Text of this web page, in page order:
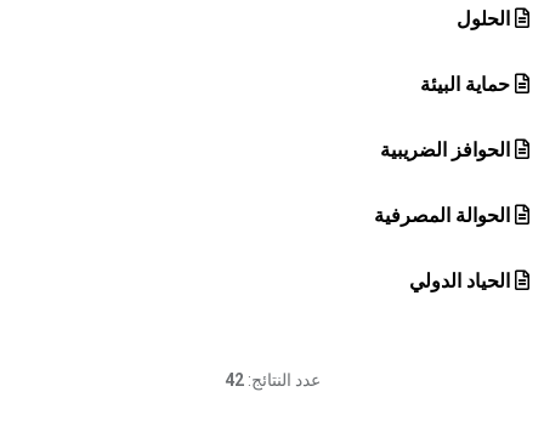
الحلول
حماية البيئة
الحوافز الضريبية
الحوالة المصرفية
الحياد الدولي
عدد النتائج:42